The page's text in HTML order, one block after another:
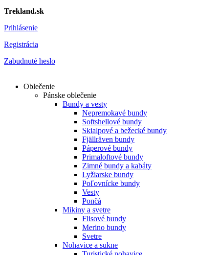
Trekland.sk
Prihlásenie
Registrácia
Zabudnuté heslo
Oblečenie
Pánske oblečenie
Bundy a vesty
Nepremokavé bundy
Softshellové bundy
Skialpové a bežecké bundy
Fjällräven bundy
Páperové bundy
Primaloftové bundy
Zimné bundy a kabáty
Lyžiarske bundy
Poľovnícke bundy
Vesty
Pončá
Mikiny a svetre
Flisové bundy
Merino bundy
Svetre
Nohavice a sukne